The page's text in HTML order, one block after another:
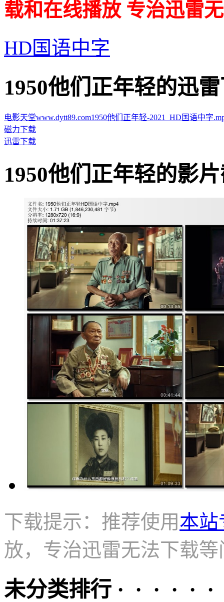
载和在线播放 专治迅雷
HD国语中字
1950他们正年轻的迅雷
电影天堂www.dytt89.com1950他们正年轻-2021_HD国语中字
磁力下载
迅雷下载
1950他们正年轻的影片
下载提示：推荐使用本站
放，专治迅雷无法下载等
未分类排行 · · · · · ·